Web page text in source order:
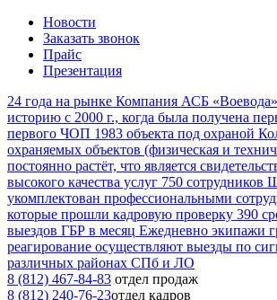
Новости
Заказать звонок
Прайс
Презентация
24 года на рынке Компания АСБ
историю с 2000 г., когда была получена
первого ЧОП 1983 объекта под охраной
охраняемых объектов (физическая и
постоянно растёт, что является
высокого качества услуг 750 сотрудников
укомплектован профессиональными
которые прошли кадровую проверку 390
выездов ГБР в месяц Ежедневно экипажи
реагирование осуществляют выезды по
различных районах СПб и ЛО
8 (812) 467-84-83 отдел продаж
8 (812) 240-76-23отдел кадров